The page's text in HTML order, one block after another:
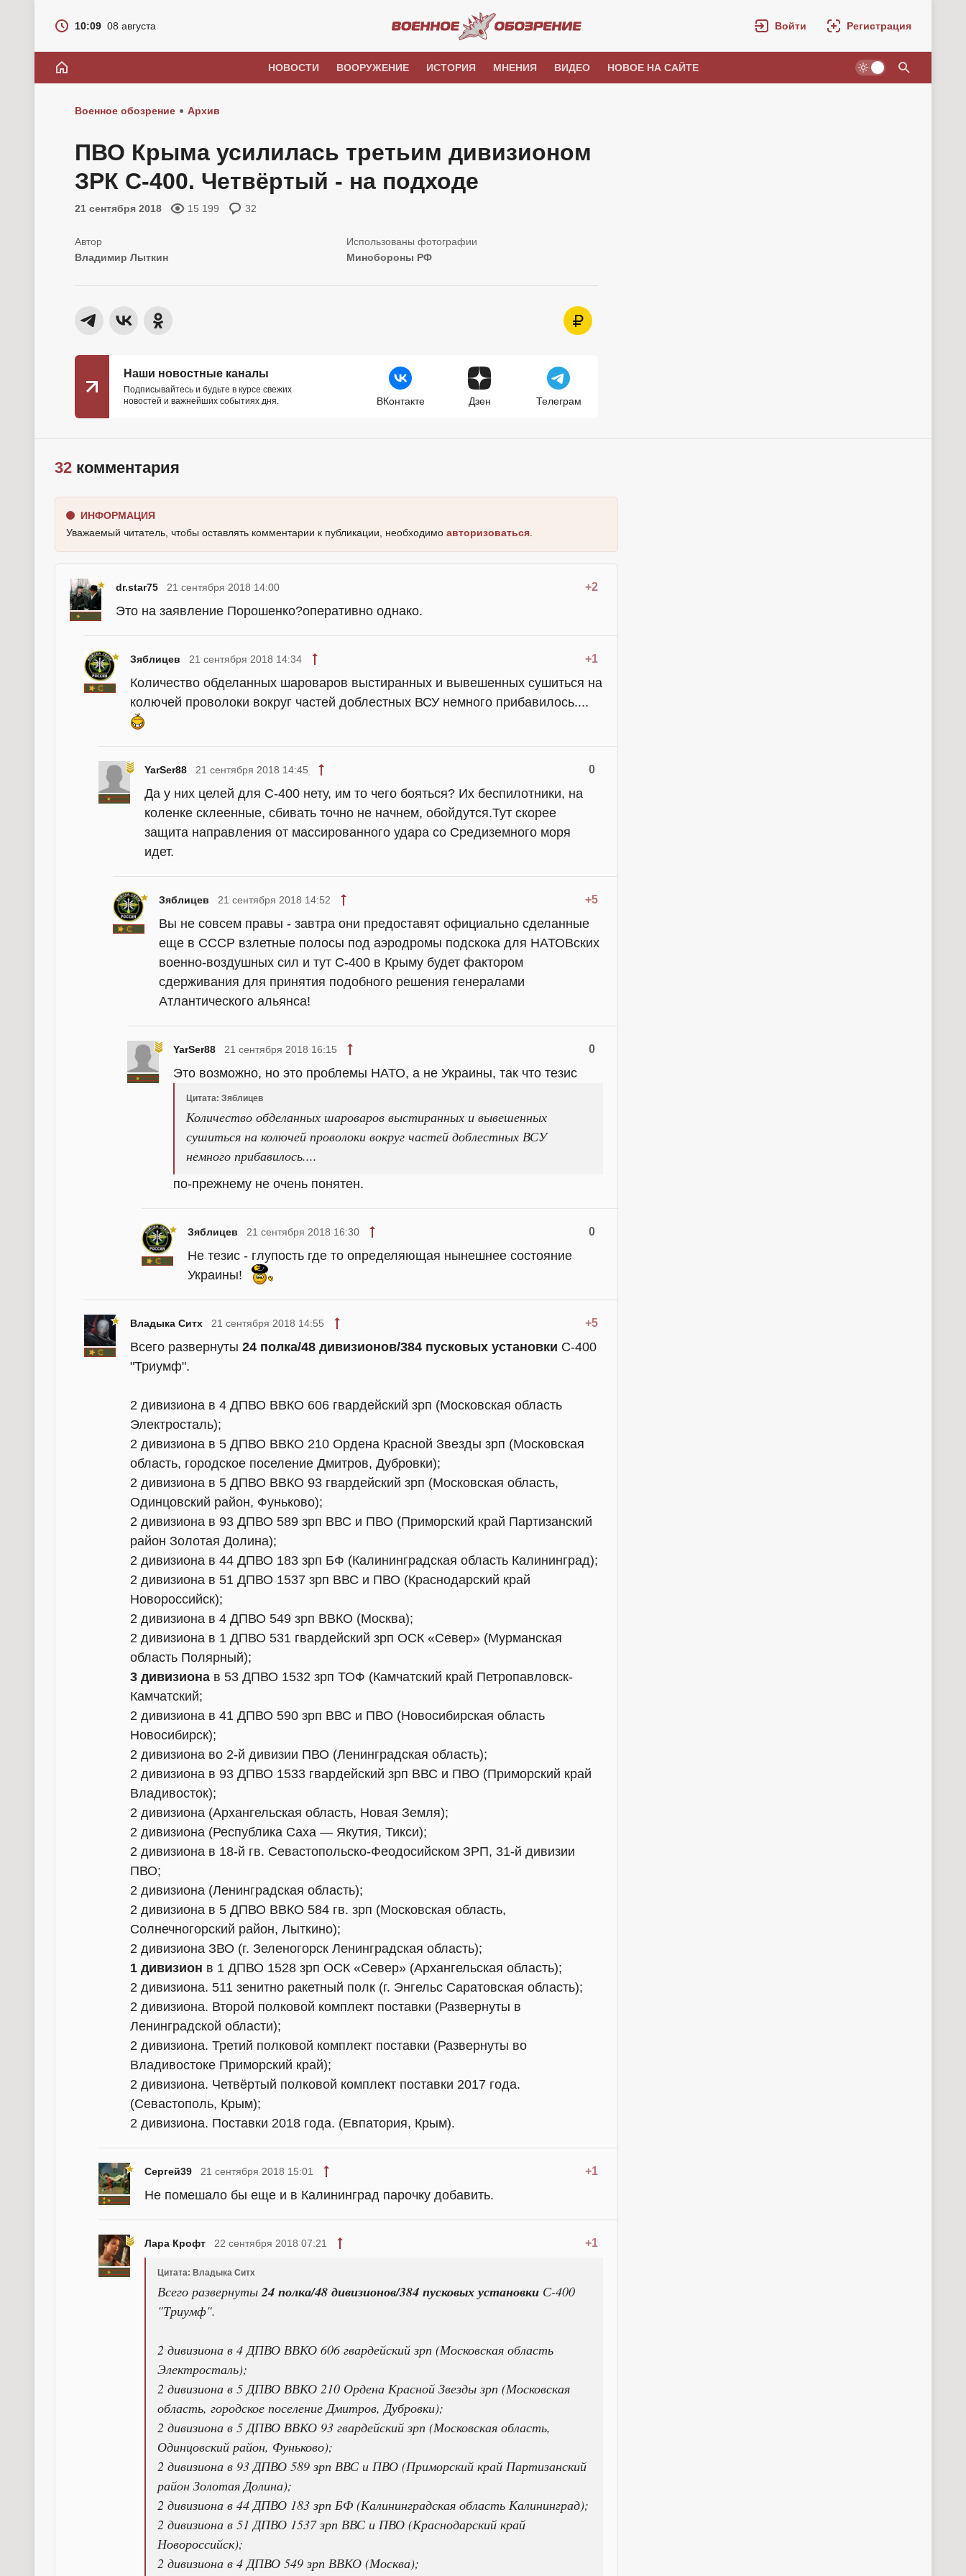
10:09 08 августа Войти Регистрация
НОВОСТИ ВООРУЖЕНИЕ ИСТОРИЯ МНЕНИЯ ВИДЕО НОВОЕ НА САЙТЕ
Военное обозрение Архив
ПВО Крыма усилилась третьим дивизионом
ЗРК С-400. Четвёртый - на подходе
21 сентября 2018 15 199 32
Владимир Лыткин Минобороны РФ
Наши новостные каналы
Подписывайтесь и будьте в курсе свежих
новостей и важнейших событиях дня.
ВКонтакте Дзен Телеграм
32 комментария
ИНФОРМАЦИЯ
Уважаемый читатель, чтобы оставлять комментарии к публикации, необходимо авторизоваться
dr.star75 +2
21 сентября 2018 14:00
Это на заявление Порошенко?оперативно однако.
Зяблицев +1
21 сентября 2018 14:34
Количество обделанных шароваров выстиранных и вывешенных сушиться на
колючей проволоки вокруг частей доблестных ВСУ немного прибавилось....
YarSer88 0
21 сентября 2018 14:45
Да у них целей для С-400 нету, им то чего бояться? Их беспилотники, на
коленке склеенные, сбивать точно не начнем, обойдутся.Тут скорее
защита направления от массированного удара со Средиземного моря
идет.
Зяблицев +5
21 сентября 2018 14:52
Вы не совсем правы - завтра они предоставят официально сделанные
еще в СССР взлетные полосы под аэродромы подскока для НАТОВских
военно-воздушных сил и тут С-400 в Крыму будет фактором
сдерживания для принятия подобного решения генералами
Атлантического альянса!
YarSer88 0
21 сентября 2018 16:15
Это возможно, но это проблемы НАТО, а не Украины, так что тезис
Цитата: Зяблицев
Количество обделанных шароваров выстиранных и вывешенных
сушиться на колючей проволоки вокруг частей доблестных ВСУ
немного прибавилось....
по-прежнему не очень понятен.
Зяблицев 0
21 сентября 2018 16:30
Не тезис - глупость где то определяющая нынешнее состояние
Украины!
Владыка Ситх +5
21 сентября 2018 14:55
Всего развернуты 24 полка/48 дивизионов/384 пусковых установки С-400
"Триумф".
2 дивизиона в 4 ДПВО ВВКО 606 гвардейский зрп (Московская область
Электросталь);
2 дивизиона в 5 ДПВО ВВКО 210 Ордена Красной Звезды зрп (Московская
область, городское поселение Дмитров, Дубровки);
2 дивизиона в 5 ДПВО ВВКО 93 гвардейский зрп (Московская область,
Одинцовский район, Фуньково);
2 дивизиона в 93 ДПВО 589 зрп ВВС и ПВО (Приморский край Партизанский
район Золотая Долина);
2 дивизиона в 44 ДПВО 183 зрп БФ (Калининградская область Калининград);
2 дивизиона в 51 ДПВО 1537 зрп ВВС и ПВО (Краснодарский край
Новороссийск);
2 дивизиона в 4 ДПВО 549 зрп ВВКО (Москва);
2 дивизиона в 1 ДПВО 531 гвардейский зрп ОСК «Север» (Мурманская
область Полярный);
3 дивизиона в 53 ДПВО 1532 зрп ТОФ (Камчатский край Петропавловск-
Камчатский;
2 дивизиона в 41 ДПВО 590 зрп ВВС и ПВО (Новосибирская область
Новосибирск);
2 дивизиона во 2-й дивизии ПВО (Ленинградская область);
2 дивизиона в 93 ДПВО 1533 гвардейский зрп ВВС и ПВО (Приморский край
Владивосток);
2 дивизиона (Архангельская область, Новая Земля);
2 дивизиона (Республика Саха — Якутия, Тикси);
2 дивизиона в 18-й гв. Севастопольско-Феодосийском ЗРП, 31-й дивизии
ПВО;
2 дивизиона (Ленинградская область);
2 дивизиона в 5 ДПВО ВВКО 584 гв. зрп (Московская область,
Солнечногорский район, Лыткино);
2 дивизиона ЗВО (г. Зеленогорск Ленинградская область);
1 дивизион в 1 ДПВО 1528 зрп ОСК «Север» (Архангельская область);
2 дивизиона. 511 зенитно ракетный полк (г. Энгельс Саратовская область);
2 дивизиона. Второй полковой комплект поставки (Развернуты в
Ленинградской области);
2 дивизиона. Третий полковой комплект поставки (Развернуты во
Владивостоке Приморский край);
2 дивизиона. Четвёртый полковой комплект поставки 2017 года.
(Севастополь, Крым);
2 дивизиона. Поставки 2018 года. (Евпатория, Крым).
Сергей39 +1
21 сентября 2018 15:01
Не помешало бы еще и в Калининград парочку добавить.
Лара Крофт +1
22 сентября 2018 07:21
Цитата: Владыка Ситх
Всего развернуты24 полка/48 дивизионов/384 пусковых установки С-400
"Триумф".
2 дивизиона в 4 ДПВО ВВКО 606 гвардейский зрп (Московская область
Электросталь);
2 дивизиона в 5 ДПВО ВВКО 210 Ордена Красной Звезды зрп (Московская
область, городское поселение Дмитров, Дубровки);
2 дивизиона в 5 ДПВО ВВКО 93 гвардейский зрп (Московская область,
Одинцовский район, Фуньково);
2 дивизиона в 93 ДПВО 589 зрп ВВС и ПВО (Приморский край Партизанский
район Золотая Долина);
2 дивизиона в 44 ДПВО 183 зрп БФ (Калининградская область Калининград);
2 дивизиона в 51 ДПВО 1537 зрп ВВС и ПВО (Краснодарский край
Новороссийск);
2 дивизиона в 4 ДПВО 549 зрп ВВКО (Москва);